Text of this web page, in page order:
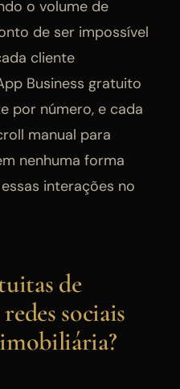
o volume de
de ser impossível
cliente
Business gratuito
por número, e cada
manual para
nenhuma forma
interações no
de
sociais